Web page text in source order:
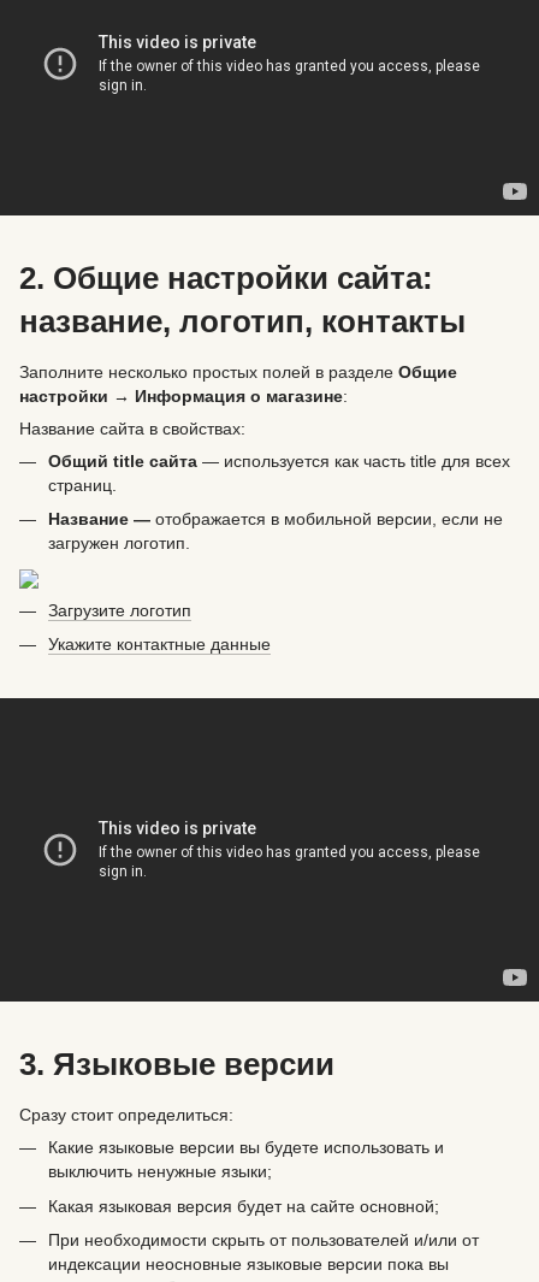
2. Общие настройки сайта:
название, логотип, контакты
Заполните несколько простых полей в разделе Общие
настройки → Информация о магазине:
Название сайта в свойствах:
Общий title сайта — используется как часть title для всех
страниц.
Название — отображается в мобильной версии, если не
загружен логотип.
Загрузите логотип
Укажите контактные данные
3. Языковые версии
Сразу стоит определиться:
Какие языковые версии вы будете использовать и
выключить ненужные языки;
Какая языковая версия будет на сайте основной;
При необходимости скрыть от пользователей и/или от
индексации неосновные языковые версии пока вы